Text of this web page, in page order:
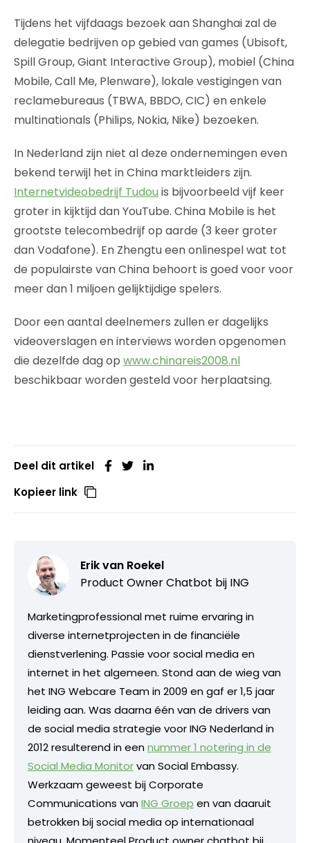
Tijdens het vijfdaags bezoek aan Shanghai zal de
delegatie bedrijven op gebied van games (Ubisoft,
Spill Group, Giant Interactive Group), mobiel (China
Mobile, Call Me, Plenware), lokale vestigingen van
reclamebureaus (TBWA, BBDO, CIC) en enkele
multinationals (Philips, Nokia, Nike) bezoeken.
In Nederland zijn niet al deze ondernemingen even
bekend terwijl het in China marktleiders zijn.
Internetvideobedrijf Tudou is bijvoorbeeld vijf keer
groter in kijktijd dan YouTube. China Mobile is het
grootste telecombedrijf op aarde (3 keer groter
dan Vodafone). En Zhengtu een onlinespel wat tot
de populairste van China behoort is goed voor voor
meer dan 1 miljoen gelijktijdige spelers.
Door een aantal deelnemers zullen er dagelijks
videoverslagen en interviews worden opgenomen
die dezelfde dag op www.chinareis2008.nl
beschikbaar worden gesteld voor herplaatsing.
Deel dit artikel
Kopieer link
Erik van Roekel
Product Owner Chatbot bij ING
Marketingprofessional met ruime ervaring in
diverse internetprojecten in de financiële
dienstverlening. Passie voor social media en
internet in het algemeen. Stond aan de wieg van
het ING Webcare Team in 2009 en gaf er 1,5 jaar
leiding aan. Was daarna één van de drivers van
de social media strategie voor ING Nederland in
2012 resulterend in eennummer 1 notering in de
Social Media Monitorvan Social Embassy.
Werkzaam geweest bij Corporate
Communications vanING Groep en van daaruit
betrokken bij social media op internationaal